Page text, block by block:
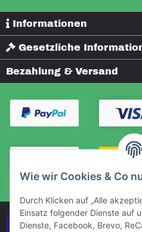
Wie wir Cookies & Co
Durch Klicken auf „Alle
Einsatz folgender Dienste auf
Dienste, Facebook, Brevo,
Informationen
Gesetzliche
Bezahlung & Versand
Vertrag widerrufen